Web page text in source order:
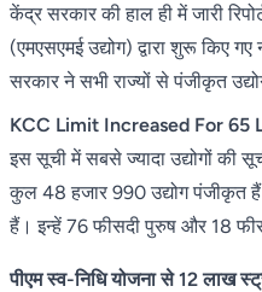
केंद्र सरकार की हाल ही में जारी
(एमएसएमई उद्योग) द्वारा शुरू किए
सरकार ने सभी राज्यों से पंजीकृत
KCC Limit Increased For 65
इस सूची में सबसे ज्यादा उद्योगों की
कुल 48 हजार 990 उद्योग पंजीकृत
हैं। इन्हें 76 फीसदी पुरुष और 18
पीएम स्व-निधि योजना से 12 लाख